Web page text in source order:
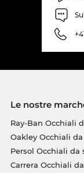
Le nostre
Ray-Ban Occhiali
Oakley Occhiali
Persol Occhiali da
Carrera Occhiali